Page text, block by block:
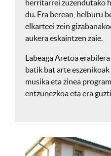
herritarrei zuzendutako
du. Era berean, helburu
elkarteei zein
aukera eskaintzen zaie.
Labeaga Aretoa
batik bat arte
musika eta zinea
entzunezkoa eta era